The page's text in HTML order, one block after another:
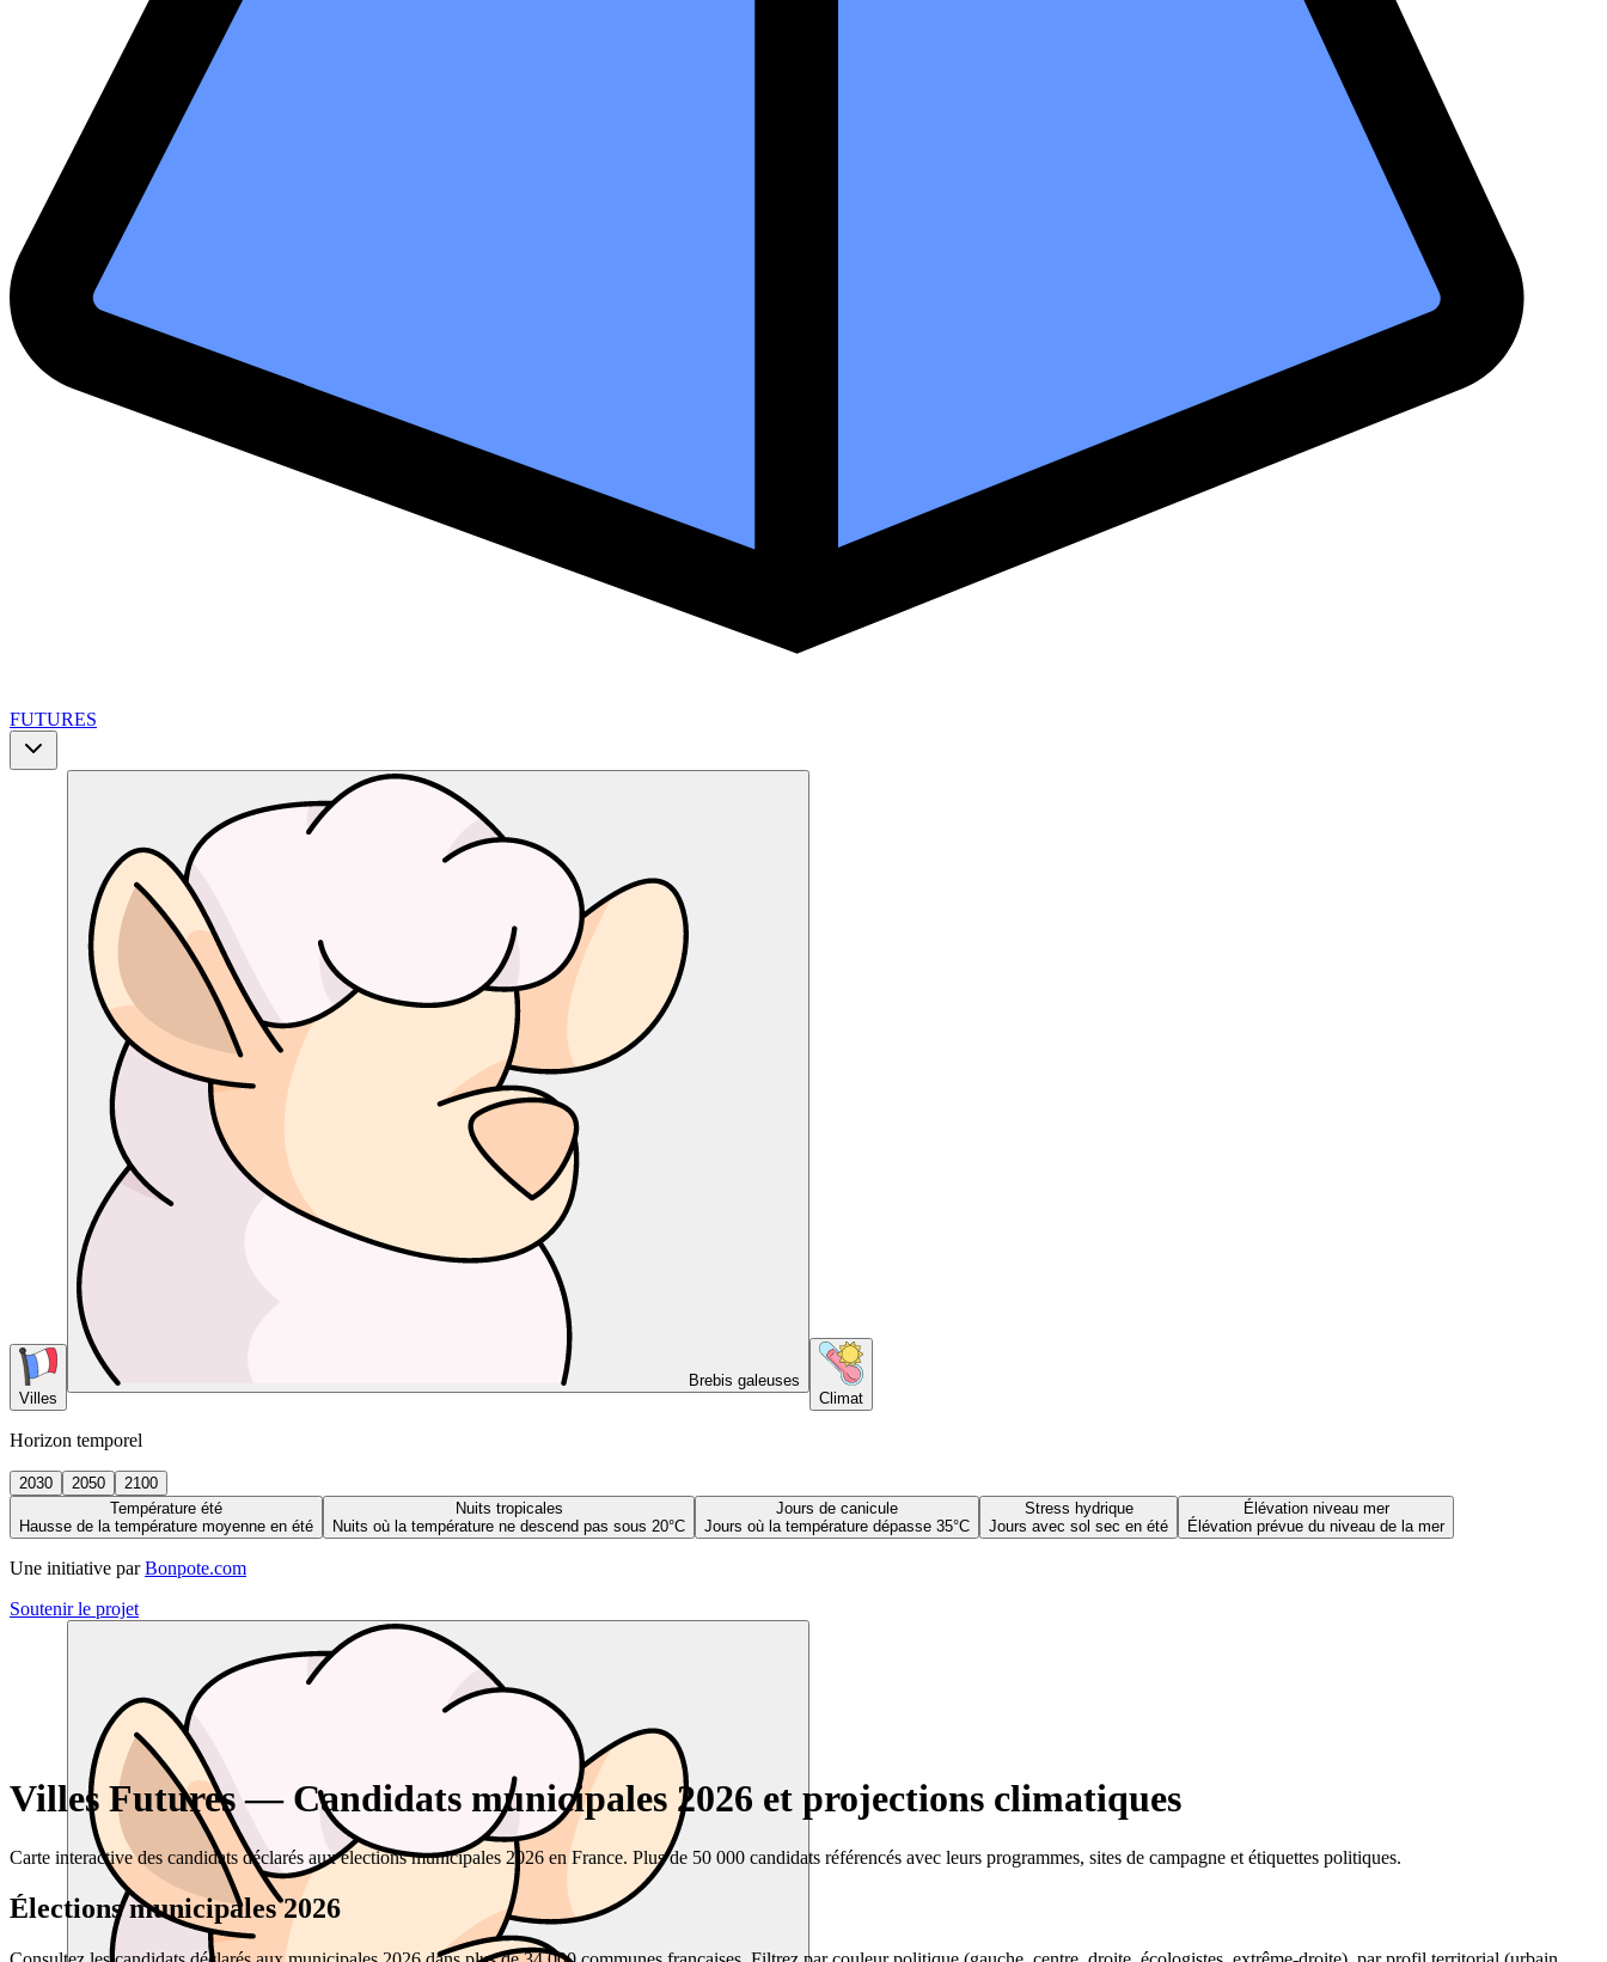
FUTURES
Villes
Brebis galeuses
Climat
Horizon temporel
2030 2050
2100
Température été
Hausse de la température moyenne en été
Nuits tropicales
Nuits où la température ne descend pas sous 20°C
Jours de canicule
Jours où la température dépasse 35°C
Stress hydrique
Jours avec sol sec en été
Élévation niveau mer
Élévation prévue du niveau de la mer
Une initiative par Bonpote.com
Soutenir le projet
Villes Futures — Candidats municipales 2026 et projections climatiques
Carte interactive des candidats déclarés aux élections municipales 2026 en France. Plus de 50 000 candidats référencés avec leurs programmes, sites de campagne et étiquettes politiques.
Élections municipales 2026